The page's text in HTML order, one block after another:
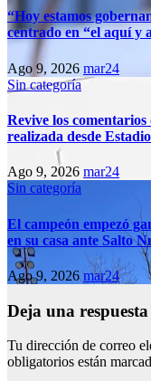
“Hoy estamos
centrado en “el aquí y
Ago 9, 2026 mar24
Sin categoría
Revive los
realizada desde
Ago 9, 2026 mar24
Sin categoría
El campeón empezó
en su casa ante Salto
Ago 9, 2026mar24
Deja una respuesta
Tu dirección de correo
obligatorios están